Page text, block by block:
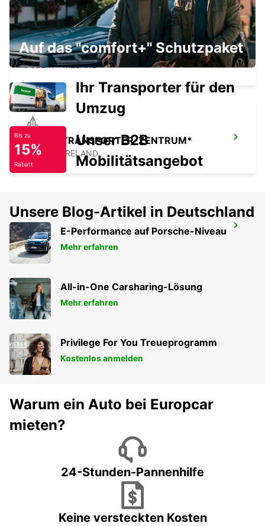
DUBLIN NORD
DUBLIN - IRELAND
DUBLIN TRANSPORTER-ZENTRUM*
DUBLIN - IRELAND
DUBLIN SPENCER DOCK
DUBLIN - IRELAND
Auf das "comfort+" Schutzpaket
Ihr Transporter für den
Umzug
Bis zu
15%
Rabatt
Unser B2B
Mobilitätsangebot
Unsere Blog-Artikel in Deutschland
E-Performance auf Porsche-Niveau
Mehr erfahren
All-in-One Carsharing-Lösung
Mehr erfahren
Privilege For You Treueprogramm
Kostenlos anmelden
Warum ein Auto bei Europcar
mieten?
24-Stunden-Pannenhilfe
Keine versteckten Kosten